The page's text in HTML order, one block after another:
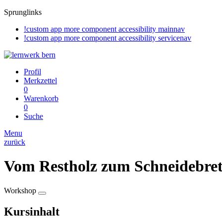
Sprunglinks
!custom app more component accessibility mainnav
!custom app more component accessibility servicenav
Profil
Merkzettel
0
Warenkorb
0
Suche
Menu
zurück
Vom Restholz zum
Workshop
Kursinhalt